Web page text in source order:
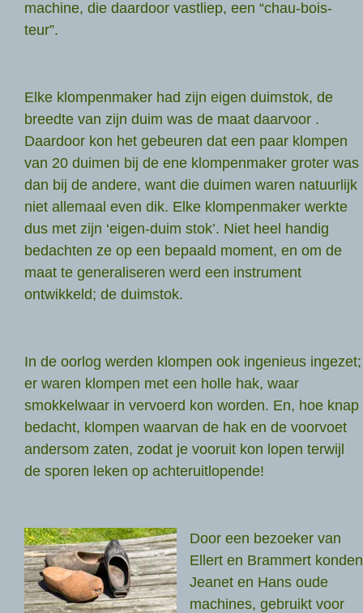
machine, die daardoor vastliep, een “chau-bois-
teur”.
Elke klompenmaker had zijn eigen duimstok, de
breedte van zijn duim was de maat daarvoor .
Daardoor kon het gebeuren dat een paar klompen
van 20 duimen bij de ene klompenmaker groter was
dan bij de andere, want die duimen waren natuurlijk
niet allemaal even dik. Elke klompenmaker werkte
dus met zijn ‘eigen-duim stok’. Niet heel handig
bedachten ze op een bepaald moment, en om de
maat te generaliseren werd een instrument
ontwikkeld; de duimstok.
In de oorlog werden klompen ook ingenieus ingezet;
er waren klompen met een holle hak, waar
smokkelwaar in vervoerd kon worden. En, hoe knap
bedacht, klompen waarvan de hak en de voorvoet
andersom zaten, zodat je vooruit kon lopen terwijl
de sporen leken op achteruitlopende!
Door een bezoeker van
Ellert en Brammert konden
Jeanet en Hans oude
machines, gebruikt voor